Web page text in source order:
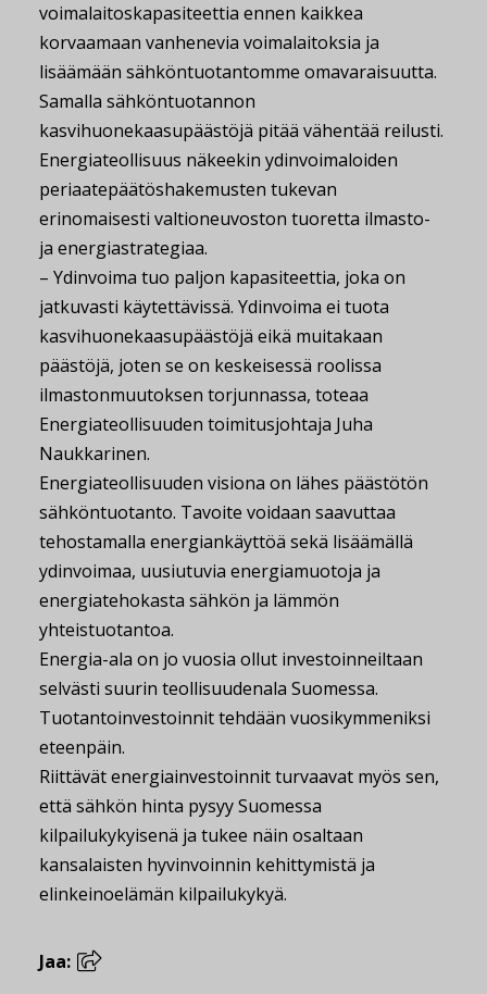
voimalaitoskapasiteettia ennen kaikkea
korvaamaan vanhenevia voimalaitoksia ja
lisäämään sähköntuotantomme omavaraisuutta.
Samalla sähköntuotannon
kasvihuonekaasupäästöjä pitää vähentää reilusti.
Energiateollisuus näkeekin ydinvoimaloiden
periaatepäätöshakemusten tukevan
erinomaisesti valtioneuvoston tuoretta ilmasto-
ja energiastrategiaa.
– Ydinvoima tuo paljon kapasiteettia, joka on
jatkuvasti käytettävissä. Ydinvoima ei tuota
kasvihuonekaasupäästöjä eikä muitakaan
päästöjä, joten se on keskeisessä roolissa
ilmastonmuutoksen torjunnassa, toteaa
Energiateollisuuden toimitusjohtaja Juha
Naukkarinen.
Energiateollisuuden visiona on lähes päästötön
sähköntuotanto. Tavoite voidaan saavuttaa
tehostamalla energiankäyttöä sekä lisäämällä
ydinvoimaa, uusiutuvia energiamuotoja ja
energiatehokasta sähkön ja lämmön
yhteistuotantoa.
Energia-ala on jo vuosia ollut investoinneiltaan
selvästi suurin teollisuudenala Suomessa.
Tuotantoinvestoinnit tehdään vuosikymmeniksi
eteenpäin.
Riittävät energiainvestoinnit turvaavat myös sen,
että sähkön hinta pysyy Suomessa
kilpailukykyisenä ja tukee näin osaltaan
kansalaisten hyvinvoinnin kehittymistä ja
elinkeinoelämän kilpailukykyä.
Jaa: